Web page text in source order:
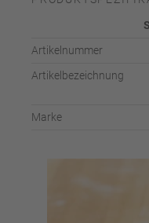
Artikelnummer
Artikelbezeichnung
Marke